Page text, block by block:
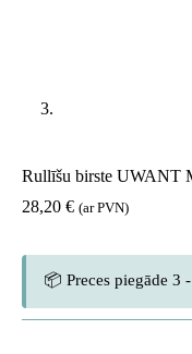
Rullīšu birste UWANT
28,20 € (ar PVN)
📦 Preces piegāde 3